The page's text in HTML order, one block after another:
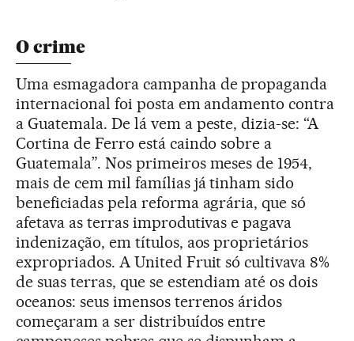
O crime
Uma esmagadora campanha de propaganda
internacional foi posta em andamento contra
a Guatemala. De lá vem a peste, dizia-se: “A
Cortina de Ferro está caindo sobre a
Guatemala”. Nos primeiros meses de 1954,
mais de cem mil famílias já tinham sido
beneficiadas pela reforma agrária, que só
afetava as terras improdutivas e pagava
indenização, em títulos, aos proprietários
expropriados. A United Fruit só cultivava 8%
de suas terras, que se estendiam até os dois
oceanos: seus imensos terrenos áridos
começaram a ser distribuídos entre